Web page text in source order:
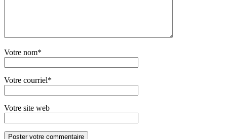
Votre nom*
Votre courriel*
Votre site web